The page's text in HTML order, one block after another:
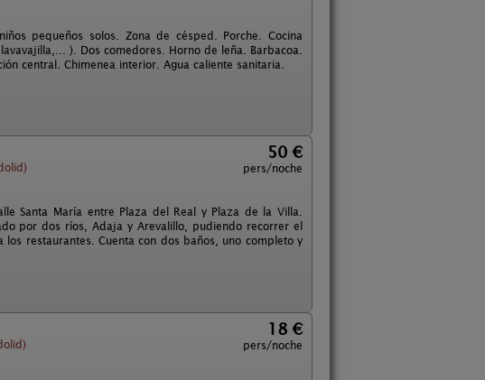
pequeños solos. Zona de césped. Porche. Cocina
). Dos comedores. Horno de leña. Barbacoa.
central. Chimenea interior. Agua caliente sanitaria.
50 €
pers/noche
Santa María entre Plaza del Real y Plaza de la Villa.
por dos ríos, Adaja y Arevalillo, pudiendo recorrer el
restaurantes. Cuenta con dos baños, uno completo y
18 €
pers/noche